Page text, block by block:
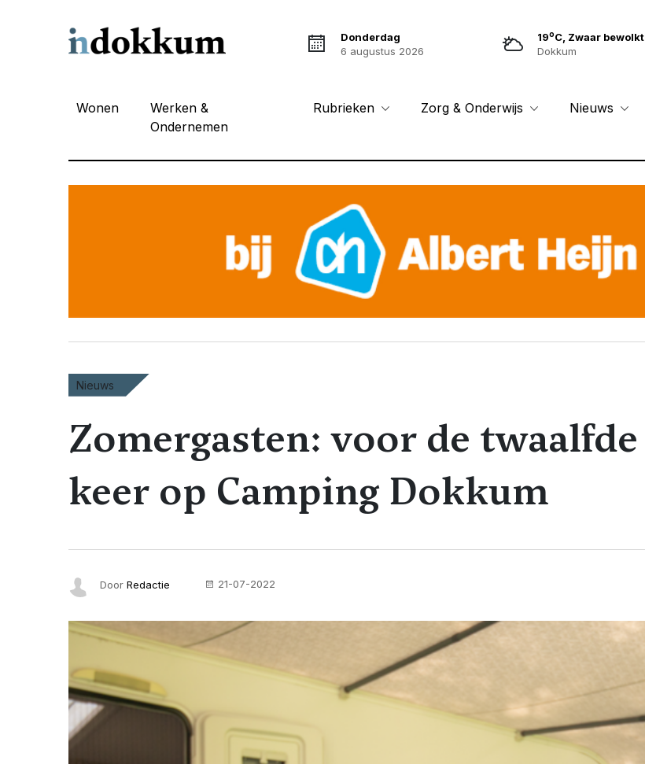
Donderdag
6 augustus 2026
19oC, Zwaar bewolkt
Dokkum
Wonen
Werken &
Ondernemen
Rubrieken Zorg & Onderwijs Nieuws
Nieuws
Zomergasten: voor de twaalfde
keer op Camping Dokkum
Door Redactie 21-07-2022